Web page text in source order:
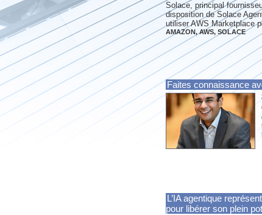
Solace, principal
disposition de Solace
utiliser AWS Marketplace
AMAZON,AWS, SOLACE
Faites connaissance
L’IA agentique
pour libérer son plein